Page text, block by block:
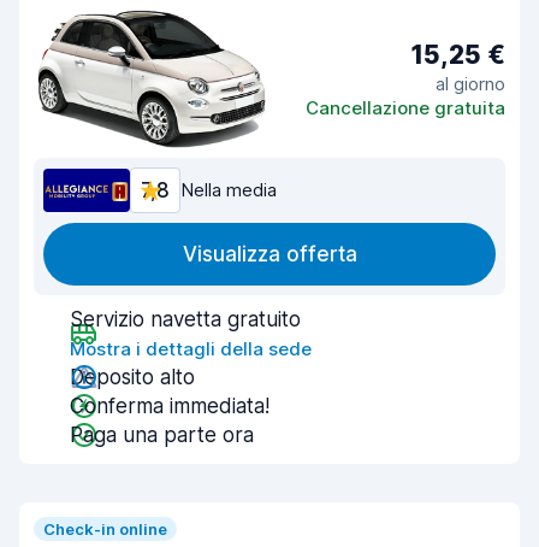
15,25 €
al giorno
Cancellazione gratuita
7,8 Nella media
Visualizza offerta
Servizio navetta gratuito
Mostra i dettagli della sede
Deposito alto
Conferma immediata!
Paga una parte ora
Check-in online